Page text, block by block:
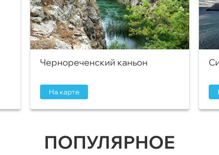
Чернореченский каньон
На карте
ПОПУЛЯРНОЕ